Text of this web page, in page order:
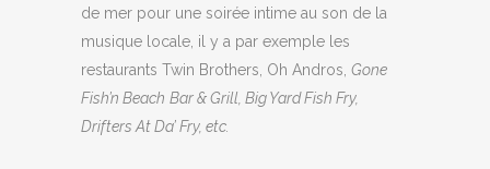
de mer pour une soirée intime au son de la
musique locale, il y a par exemple les
restaurants Twin Brothers, Oh Andros, Gone
Fish’n Beach Bar & Grill, Big Yard Fish Fry,
Drifters At Da’ Fry, etc.